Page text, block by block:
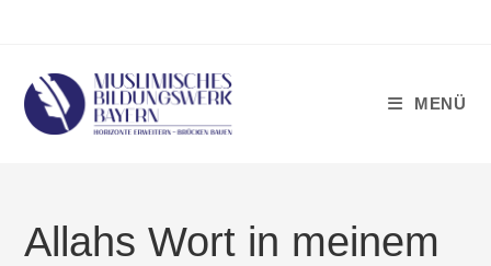
MENÜ
Allahs Wort in meinem